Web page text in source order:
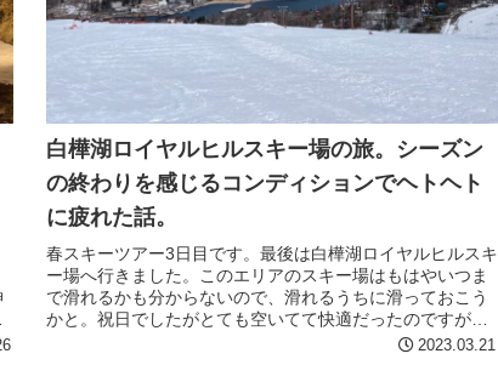
白樺湖ロイヤルヒルスキー場の旅。シーズン
の終わりを感じるコンディションでヘトヘト
に疲れた話。
春スキーツアー3日目です。最後は白樺湖ロイヤルヒルスキ
ー場へ行きました。このエリアのスキー場はもはやいつま
で滑れるかも分からないので、滑れるうちに滑っておこう
かと。祝日でしたがとても空いてて快適だったのですが、
2023.03.21